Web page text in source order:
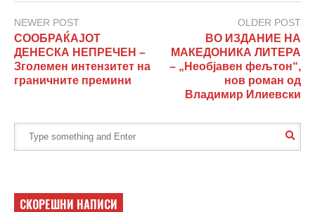
NEWER POST
СООБРАЌАЈОТ
ДЕНЕСКА НЕПРЕЧЕН –
Зголемен интензитет на
граничните премини
OLDER POST
ВО ИЗДАНИЕ НА
МАКЕДОНИКА ЛИТЕРА
– „Необјавен фељтон“,
нов роман од
Владимир Илиевски
СКОРЕШНИ НАПИСИ